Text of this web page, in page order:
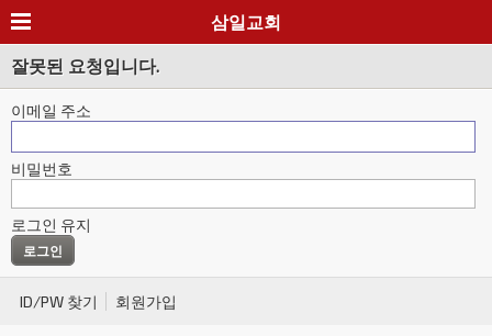
삼일교회
잘못된 요청입니다.
이메일 주소
비밀번호
로그인 유지
ID/PW 찾기 회원가입